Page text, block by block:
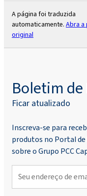
A página foi traduzida
automaticamente. Abra a
original
Boletim
Ficar atualizado
Inscreva-se para
produtos no Portal
sobre o Grupo PCC